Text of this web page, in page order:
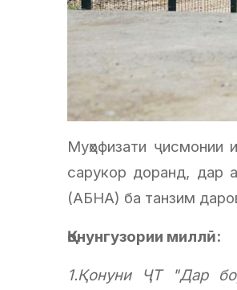
Муҳофизати ҷисмонии
сарукор доранд, дар
(АБНА) ба танзим
Қонунгузории миллӣ:
1.Қонуни ҶТ "Дар